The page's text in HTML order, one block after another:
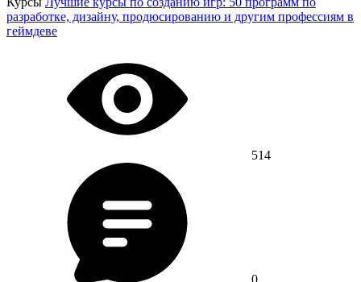
разработке, дизайну, продюсированию и другим профессиям в
геймдеве
514
0